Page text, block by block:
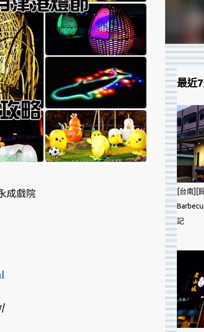
成戲院
最近
[台南][
記